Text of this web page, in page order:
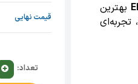
بهترین
است. این قطعه یدکی اورجینال، با بهره‌گیری از تکنولوژی رزولوشن 16K، تجربه‌ای
قیمت نهایی
تعداد: